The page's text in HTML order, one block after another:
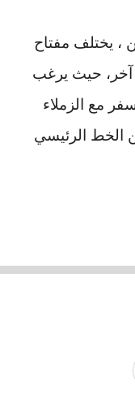
، يختلف مفتاح
آخر، حيث يرغب
مع الزملاء
الخط الرئيسي